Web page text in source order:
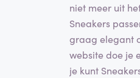
niet meer uit
Sneakers
graag elegant
website doe je
je kunt